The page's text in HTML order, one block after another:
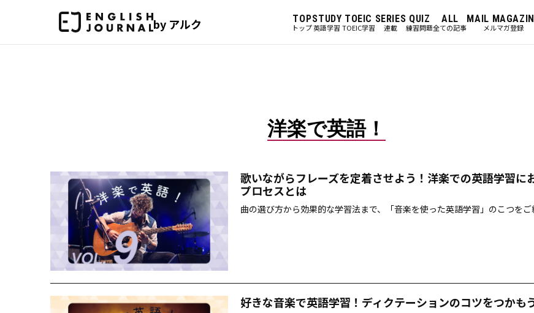
by アルク TOP
トップ
STUDY
英語学習
TOEIC
TOEIC学習
SERIES
連載
QUIZ
練習問題
ALL
全ての記事
MAIL
メルマガ登録
洋楽で英語！
歌いながらフレーズを定着させよう！洋楽での英語学習に
プロセスとは
曲の選び方から効果的な学習法まで、「音楽を使った英語学習」のこつをご
好きな音楽で英語学習！ディクテーションのコツをつかも